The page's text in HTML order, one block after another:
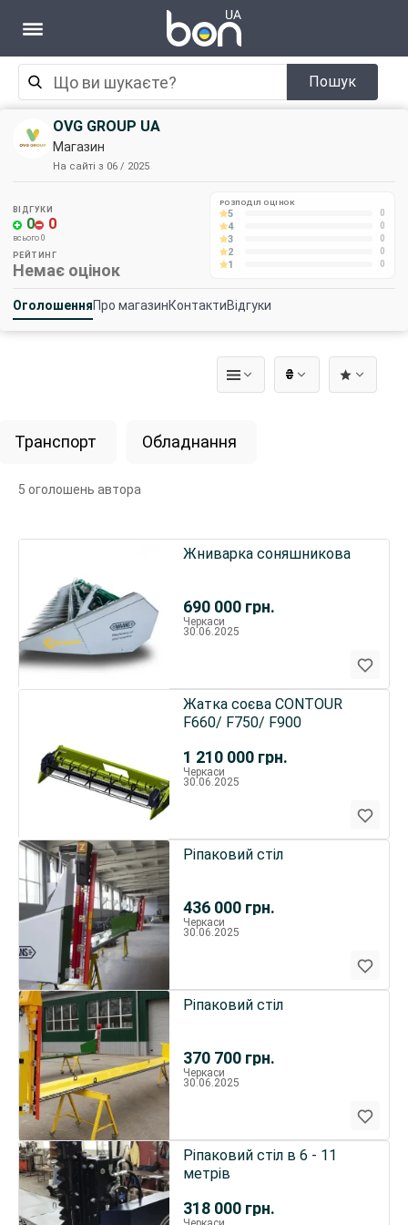
Пошук
OVG GROUP UA
Магазин
На сайті з 06 / 2025
РЕЙТИНГ
Немає оцінок
ВІДГУКИ
0 0
всього 0
РОЗПОДІЛ ОЦІНОК
5 0
4 0
3 0
2 0
1 0
ОголошенняПро магазинКонтактиВідгуки
₴
Транспорт Обладнання
5 оголошень автора
690 000 грн.
Жниварка соняшникова
Черкаси
30.06.2025
1 210 000 грн.
Жатка соєва СONTOUR
F660/ F750/ F900
Черкаси
30.06.2025
436 000 грн.
Ріпаковий стіл
Черкаси
30.06.2025
370 700 грн.
Ріпаковий стіл
Черкаси
30.06.2025
318 000 грн.
Ріпаковий стіл в 6 - 11
метрів